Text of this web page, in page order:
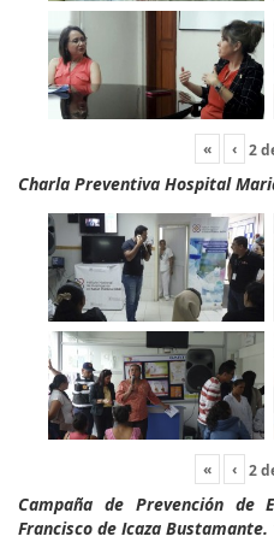
« ‹ 2
Charla Preventiva Hospital
« ‹ 2
Campaña de Prevención de
Francisco de Icaza